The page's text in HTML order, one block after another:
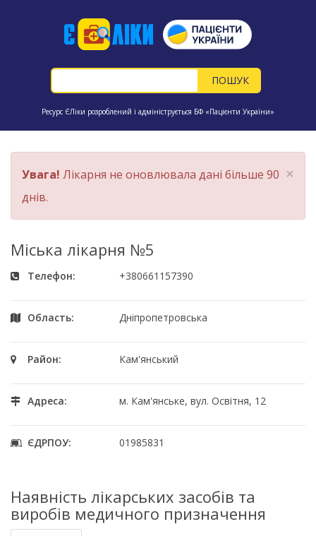
Ресурс ЄЛіки розроблений і адмініструється БФ «Пацієнти України»
×
Увага! Лікарня не оновлювала дані більше 90
днів.
Міська лікарня №5
Телефон: +380661157390
Область: Дніпропетровська
Район: Кам'янський
Адреса: м. Кам'янське, вул. Освітня, 12
ЄДРПОУ: 01985831
Наявність лікарських засобів та
виробів медичного призначення